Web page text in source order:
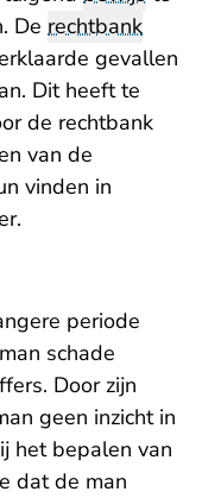
De rechtbank
gevallen
Dit heeft te
de rechtbank
van de
vinden in
periode
schade
Door zijn
geen inzicht in
het bepalen van
dat de man